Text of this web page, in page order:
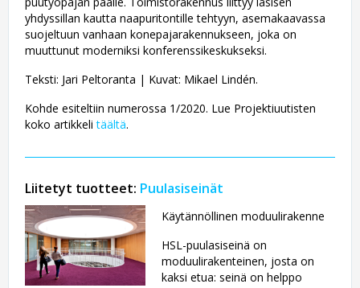
yhdyssillan kautta naapuritontille tehtyyn, asemakaavassa
suojeltuun vanhaan konepajarakennukseen, joka on
muuttunut moderniksi konferenssikeskukseksi.
Teksti: Jari Peltoranta | Kuvat: Mikael Lindén.
Kohde esiteltiin numerossa 1/2020. Lue Projektiuutisten
koko artikkelitäältä.
Liitetyt tuotteet: Puulasiseinät
Käytännöllinen moduulirakenne
HSL-puulasiseinä on
moduulirakenteinen, josta on
kaksi etua: seinä on helppo